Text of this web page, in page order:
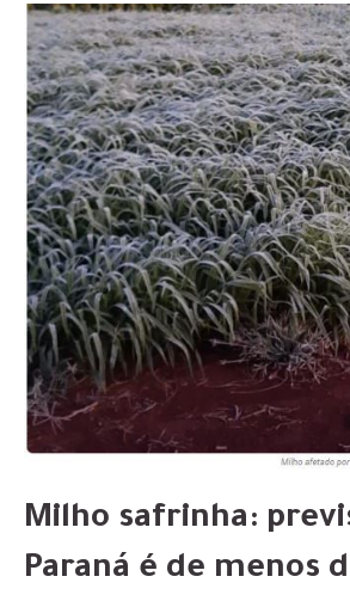
Milho safrinha:
Paraná é de menos